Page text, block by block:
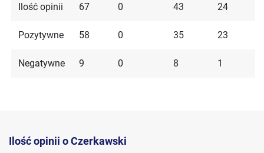
Ilość opinii 67 0 43 24
Pozytywne 58 0 35 23
Negatywne 9 0 8 1
Ilość opinii o Czerkawski